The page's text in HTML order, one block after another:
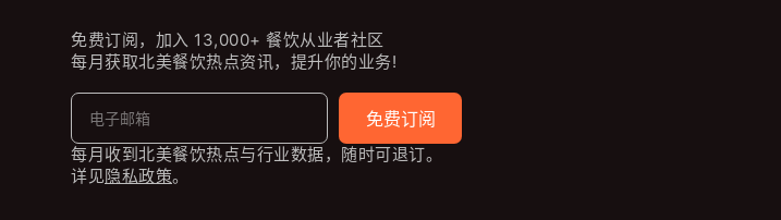
免费订阅，加入 13,000+ 餐饮从业者社区
每月获取北美餐饮热点资讯，提升你的业务!
免费订阅
每月收到北美餐饮热点与行业数据，随时可退订。
详见隐私政策。